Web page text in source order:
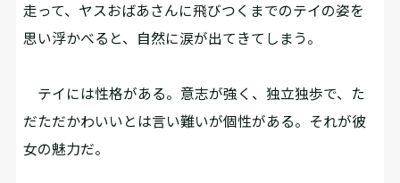
走って、ヤスおばあさんに飛びつくまでのテイの姿を
思い浮かべると、自然に涙が出てきてしまう。
テイには性格がある。意志が強く、独立独歩で、た
だただかわいいとは言い難いが個性がある。それが彼
女の魅力だ。